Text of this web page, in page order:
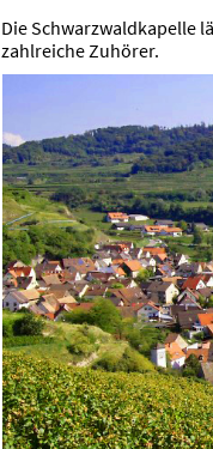
Die Schwarzwaldkapelle
zahlreiche Zuhörer.